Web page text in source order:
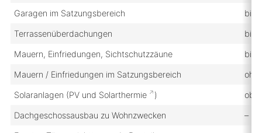
Garagen im Satzungsbereich bis
Terrassenüberdachungen bis
Mauern, Einfriedungen, Sichtschutzzäune bis
Mauern / Einfriedungen im Satzungsbereich
Solaranlagen (PV und Solarthermie )
Dachgeschossausbau zu Wohnzwecken –